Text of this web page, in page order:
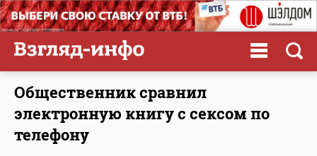
Общественник сравнил
электронную книгу с сексом по
телефону